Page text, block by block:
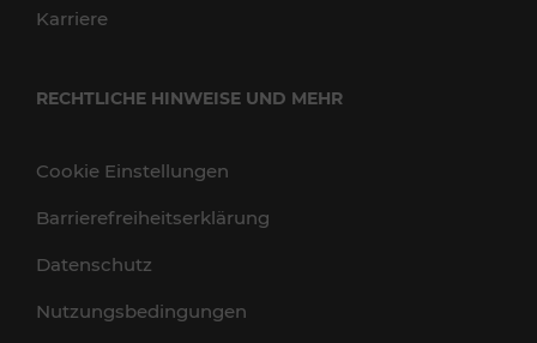
Karriere
RECHTLICHE HINWEISE UND MEHR
Cookie Einstellungen
Barrierefreiheitserklärung
Datenschutz
Nutzungsbedingungen